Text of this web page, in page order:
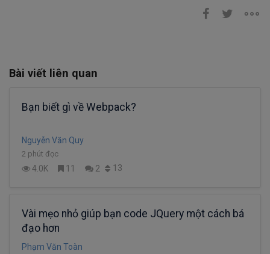
Bài viết liên quan
Bạn biết gì về Webpack?
Nguyễn Văn Quy
2 phút đọc
4.0K 11 2 13
Vài mẹo nhỏ giúp bạn code JQuery một cách bá
đạo hơn
Phạm Văn Toàn